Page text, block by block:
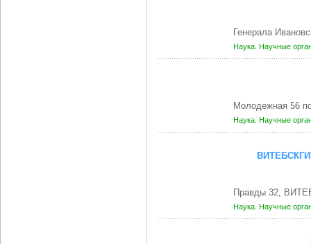
Генерала
Наука. Научные
Молодежная 56
Наука. Научные
Правды 32,
Наука. Научные